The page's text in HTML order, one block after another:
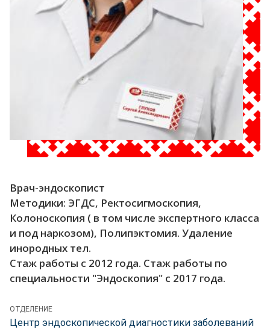
Врач-эндоскопист
Методики: ЭГДС, Ректосигмоскопия,
Колоноскопия ( в том числе экспертного класса
и под наркозом), Полипэктомия. Удаление
инородных тел.
Стаж работы с 2012 года. Стаж работы по
специальности "Эндоскопия" с 2017 года.
ОТДЕЛЕНИЕ
Центр эндоскопической диагностики заболеваний